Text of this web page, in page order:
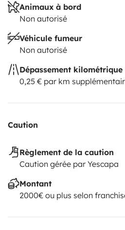
Animaux à bord
Non autorisé
Véhicule fumeur
Non autorisé
Dépassement kilométrique
0,25 € par km
Caution
Règlement de la caution
Caution gérée par Yescapa
Montant
2000€ ou plus selon